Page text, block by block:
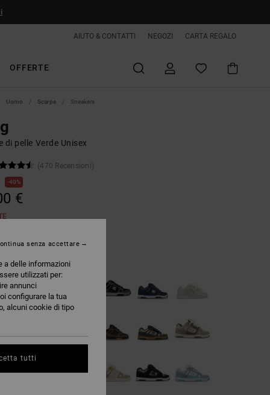
AIUTO & CONTATTI NEGOZI CARTA REGALO
OFFERTE
Uomo Scarpe Sneakers
di pelle Verde Unisex
(470 Recensioni)
40%
€
a delle informazioni
utilizzati per:
annunci
configurare la tua
alcuni cookie di tipo
senza accettare
tutti